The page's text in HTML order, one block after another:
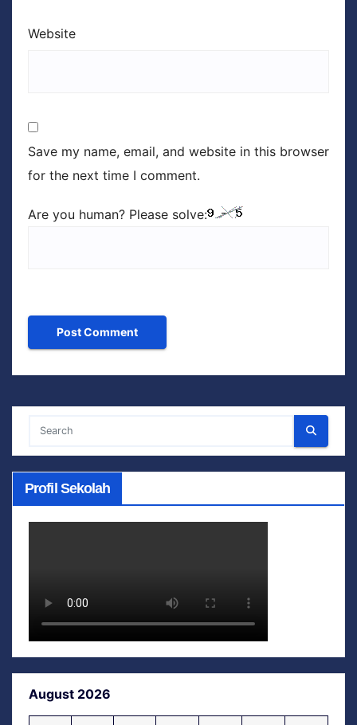
Website
Save my name, email, and website in this browser
for the next time I comment.
Are you human? Please solve:
Profil Sekolah
August 2026